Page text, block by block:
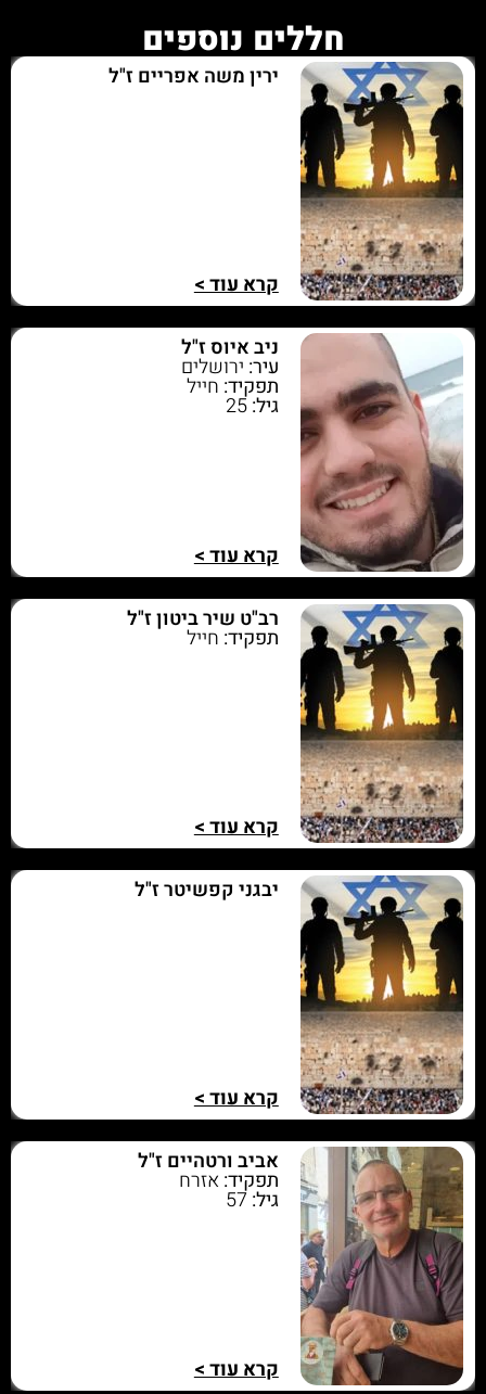
חללים נוספים
ירין משה אפריים ז"ל
קרא עוד >
ניב איוס ז"ל
עיר: ירושלים
תפקיד: חייל
גיל:25
קרא עוד >
רב"ט שיר ביטון ז"ל
תפקיד: חייל
קרא עוד >
יבגני קפשיטר ז"ל
קרא עוד >
אביב ורטהיים ז"ל
תפקיד: אזרח
גיל:57
קרא עוד >